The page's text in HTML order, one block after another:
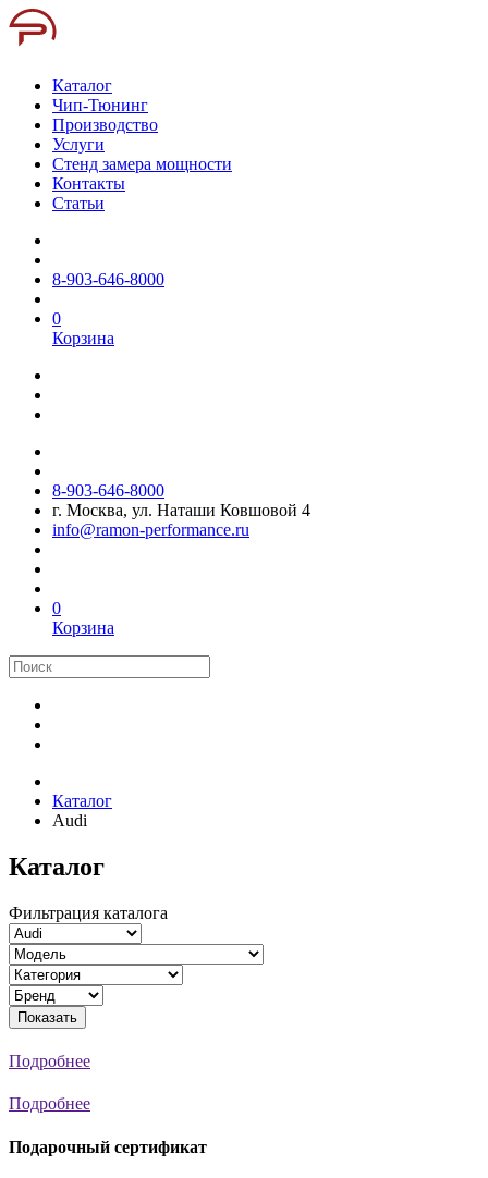
Каталог
Чип-Тюнинг
Производство
Услуги
Стенд замера мощности
Контакты
Статьи
8-903-646-8000
0
Корзина
8-903-646-8000
г. Москва, ул. Наташи Ковшовой 4
info@ramon-performance.ru
0
Корзина
Каталог
Audi
Каталог
Фильтрация каталога
Показать
Подробнее
Подробнее
Подарочный сертификат